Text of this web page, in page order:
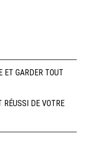
ET GARDER TOUT
RÉUSSI DE VOTRE